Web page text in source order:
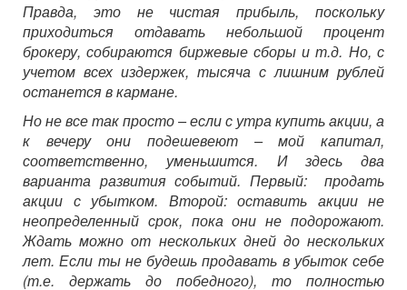
Правда, это не чистая прибыль, поскольку
приходиться отдавать небольшой процент
брокеру, собираются биржевые сборы и т.д. Но, с
учетом всех издержек, тысяча с лишним рублей
останется в кармане.
Но не все так просто – если с утра купить акции, а
к вечеру они подешевеют – мой капитал,
соответственно, уменьшится. И здесь два
варианта развития событий. Первый: продать
акции с убытком. Второй: оставить акции не
неопределенный срок, пока они не подорожают.
Ждать можно от нескольких дней до нескольких
лет. Если ты не будешь продавать в убыток себе
(т.е. держать до победного), то полностью